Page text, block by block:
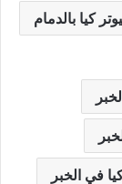
كيا بالدمام
في الخبر